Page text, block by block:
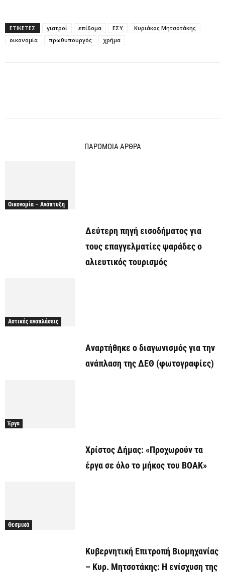
ΕΤΙΚΕΤΕΣ γιατροί επίδομα ΕΣΥ
Κυριάκος Μητσοτάκης
οικονομία
πρωθυπουργός χρήμα
ΠΑΡΟΜΟΙΑ ΑΡΘΡΑ
Οικονομία – Ανάπτυξη
Δεύτερη πηγή εισοδήματος για
τους επαγγελματίες ψαράδες ο
αλιευτικός τουρισμός
Αστικές αναπλάσεις
Αναρτήθηκε o διαγωνισμός για την
ανάπλαση της ΔΕΘ (φωτογραφίες)
Έργα
Χρίστος Δήμας: «Προχωρούν τα
έργα σε όλο το μήκος του ΒΟΑΚ»
Θεσμικά
Κυβερνητική Επιτροπή Βιομηχανίας
– Κυρ. Μητσοτάκης: Η ενίσχυση της